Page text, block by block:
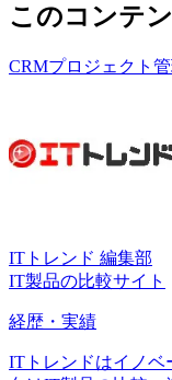
このコンテ
CRMプロジェクト
ITトレンド 編集部
IT製品の比較サイト
経歴・実績
ITトレンドはイノベ